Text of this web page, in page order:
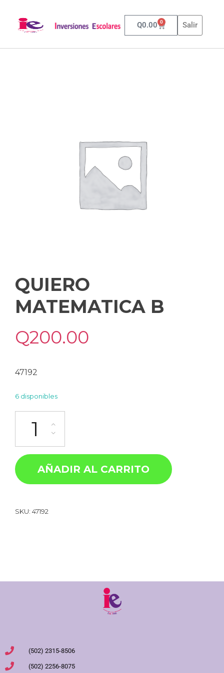
Q0.00 0 Salir
QUIERO
MATEMATICA B
Q200.00
47192
6 disponibles
AÑADIR AL CARRITO
SKU: 47192
(502) 2315-8506
(502) 2256-8075